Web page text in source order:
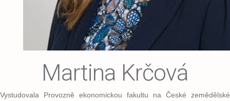
Martina Krčová
Vystudovala Provozně ekonomickou fakultu na České zemědělské